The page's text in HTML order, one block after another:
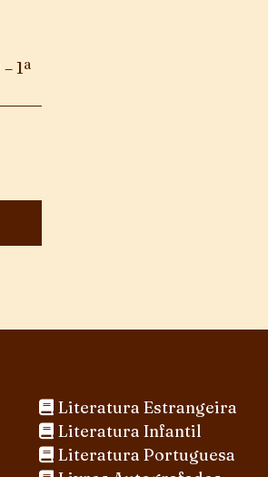
1ª
Literatura Estrangeira
Literatura Infantil
Literatura Portuguesa